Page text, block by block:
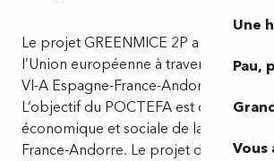
Une
Pau,
Vous
Le projet GREENMICE 2P a été
l’Union européenne à travers le
VI-A Espagne-France-Andorre
L’objectif du POCTEFA est de
économique et sociale de la zone
France-Andorre. Le projet dispose